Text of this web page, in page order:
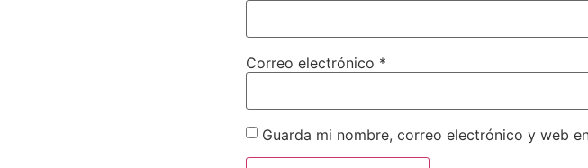
Correo electrónico *
Guarda mi nombre, correo electrónico y web